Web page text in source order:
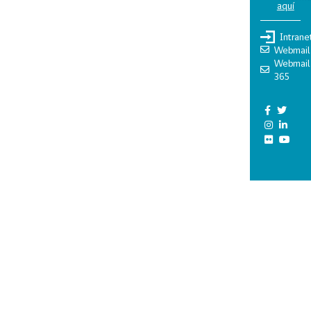
aquí
Webmail
Webmail
365